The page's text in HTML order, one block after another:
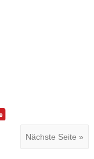
Nächste Seite »